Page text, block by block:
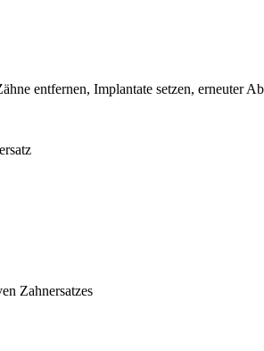
entfernen, Implantate setzen, erneuter
Zahnersatzes